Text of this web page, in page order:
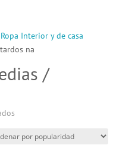
Ropa Interior y de casa
na
/